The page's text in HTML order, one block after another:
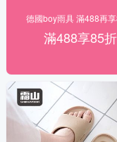
德國boy雨具 滿488再
滿488享85折